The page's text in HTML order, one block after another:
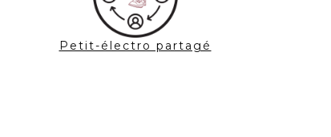
Petit-électro partagé